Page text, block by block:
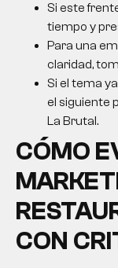
Si este
tiempo y
Para una
claridad,
Si el tema
el siguiente
La Brutal.
CÓMO
CON